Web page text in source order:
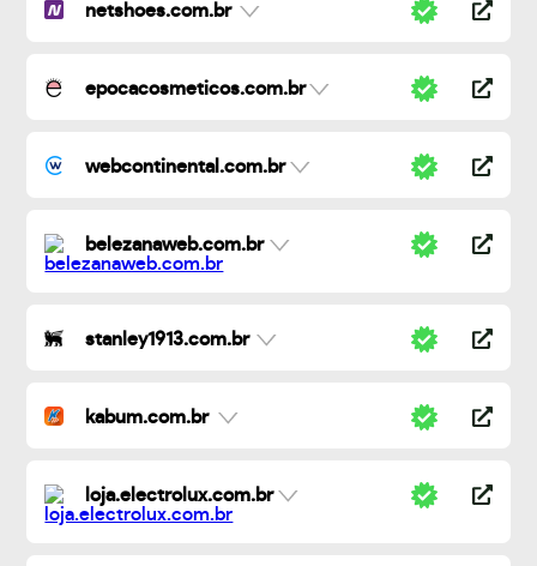
netshoes.com.br
epocacosmeticos.com.br
webcontinental.com.br
belezanaweb.com.br
stanley1913.com.br
kabum.com.br
loja.electrolux.com.br